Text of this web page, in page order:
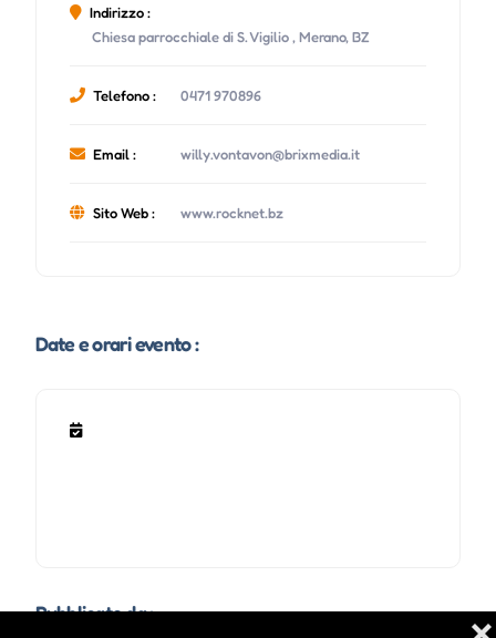
Indirizzo :
Chiesa parrocchiale di S. Vigilio , Merano, BZ
Telefono : 0471 970896
Email : willy.vontavon@brixmedia.it
Sito Web : www.rocknet.bz
Date e orari evento :
Pubblicato da :